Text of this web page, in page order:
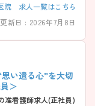
院 求人一覧はこちら
更新日 : 2026年7月8日
い遣る心”を大切
＞
准看護師求人(正社員)